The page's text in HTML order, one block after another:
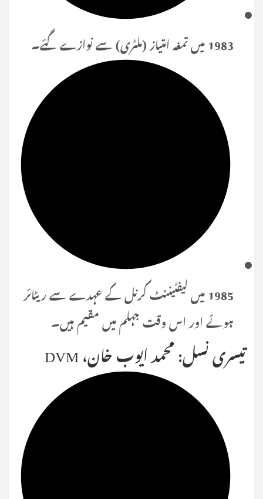
1983 میں تمغہ امتیاز (ملٹری) سے نوازے گئے۔
1985 میں لیفٹیننٹ کرنل کے عہدے سے ریٹائر
ہوئے اور اس وقت جہلم میں مقیم ہیں۔
تیسری نسل: محمد ایوب خان، DVM